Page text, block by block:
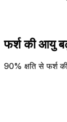
फर्श की आयु
90% क्षति से फर्श